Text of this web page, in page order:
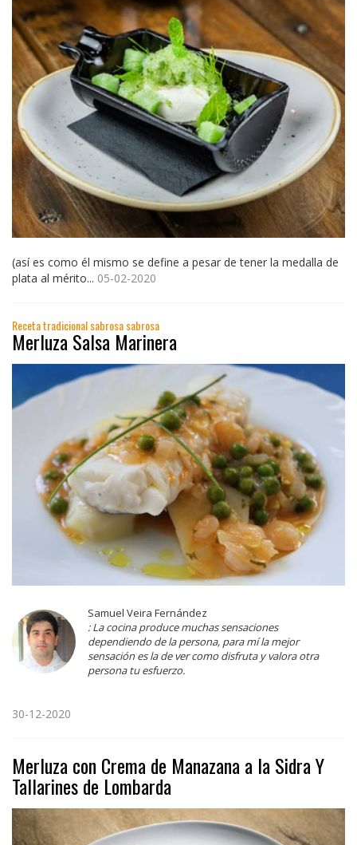
(así es como él mismo se define a pesar de tener la medalla de
plata al mérito... 05-02-2020
Receta tradicional sabrosa sabrosa
Merluza Salsa Marinera
Samuel Veira Fernández
: La cocina produce muchas sensaciones
dependiendo de la persona, para mí la mejor
sensación es la de ver como disfruta y valora otra
persona tu esfuerzo.
30-12-2020
Merluza con Crema de Manazana a la Sidra Y
Tallarines de Lombarda